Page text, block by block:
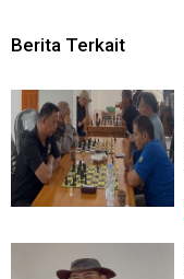
Berita Terkait